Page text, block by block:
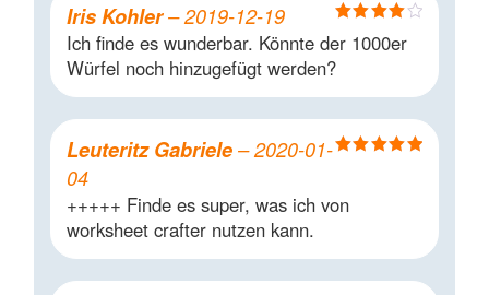
mit4von
5
Iris Kohler– 2019-12-19
Ich finde es wunderbar. Könnte der 1000er
Würfel noch hinzugefügt werden?
Leuteritz Gabriele– 2020-01-
04
+++++ Finde es super, was ich von
worksheet crafter nutzen kann.